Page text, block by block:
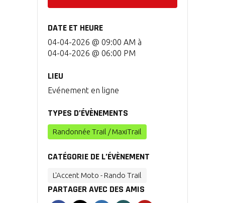
DATE ET HEURE
04-04-2026 @ 09:00 AM à
04-04-2026 @ 06:00 PM
LIEU
Evénement en ligne
TYPES D’ÉVÈNEMENTS
Randonnée Trail / MaxiTrail
CATÉGORIE DE L’ÉVÈNEMENT
L'Accent Moto - Rando Trail
PARTAGER AVEC DES AMIS